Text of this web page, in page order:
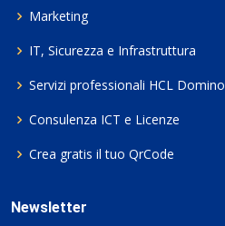
Marketing
IT, Sicurezza e Infrastruttura
Servizi professionali HCL Domino
Consulenza ICT e Licenze
Crea gratis il tuo QrCode
Newsletter